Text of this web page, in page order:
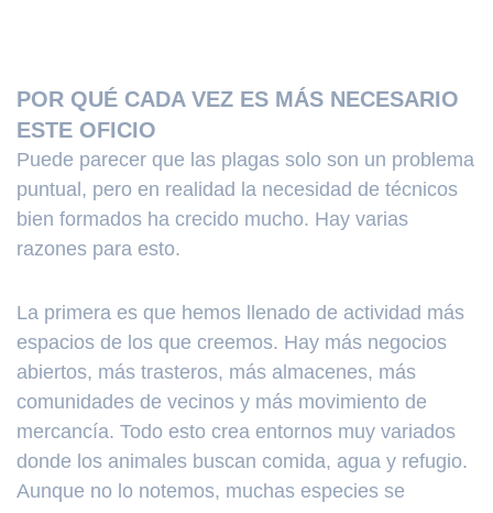
POR QUÉ CADA VEZ ES MÁS NECESARIO
ESTE OFICIO
Puede parecer que las plagas solo son un problema
puntual, pero en realidad la necesidad de técnicos
bien formados ha crecido mucho. Hay varias
razones para esto.
La primera es que hemos llenado de actividad más
espacios de los que creemos. Hay más negocios
abiertos, más trasteros, más almacenes, más
comunidades de vecinos y más movimiento de
mercancía. Todo esto crea entornos muy variados
donde los animales buscan comida, agua y refugio.
Aunque no lo notemos, muchas especies se